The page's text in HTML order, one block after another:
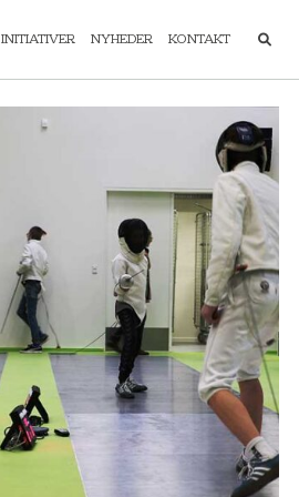
INITIATIVER NYHEDER KONTAKT